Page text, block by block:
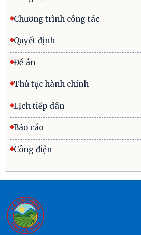
Chương trình công tác
Quyết định
Đề án
Thủ tục hành chính
Lịch tiếp dân
Báo cáo
Công điện